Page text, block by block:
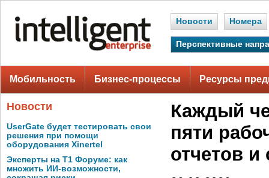
Новости Номера
Перспективные
Мобильность Бизнес-процессы Ресурсы
Новости
UserGate будет тестировать свои
решения при помощи
оборудования Xinertel
Эксперты на Т1 Форуме: как
множить ИИ-возможности,
Каждый
пяти
отчетов и